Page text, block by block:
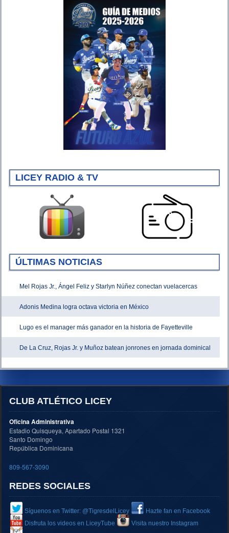
LICEY RADIO & TV
ÚLTIMAS NOTICIAS
Mel Rojas Jr., Ángel Feliz y Starlyn Núñez conectan vuelacercas
Adonis Medina logra octava victoria en México
Lugo es el manager más ganador en la historia de Fayetteville
De La Cruz, Rojas Jr. y Muñoz batean jonrones en jornada dominical
CLUB ATLÉTICO LICEY
Oficina Administrativa
Estadio Quisqueya, Apartado Postal 1321
Santo Domingo
República Dominicana
809-567-3090
REDES SOCIALES
Síguenos en Twitter: @TigresdelLicey
Hazte fan en Facebook
Disfruta los videos en LiceyTube
Visita nuestro Instagram